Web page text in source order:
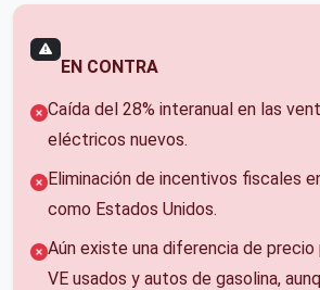
EN CONTRA
Caída del 28% interanual en las
eléctricos nuevos.
Eliminación de incentivos fiscales
como Estados Unidos.
Aún existe una diferencia de
VE usados y autos de gasolina,